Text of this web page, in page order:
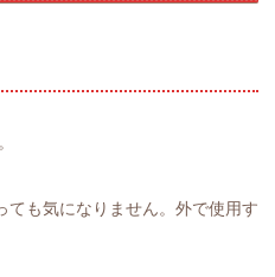
。
ても気になりません。外で使用す